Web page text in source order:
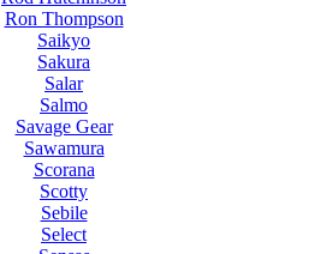
Ron Thompson
Saikyo
Sakura
Salar
Salmo
Savage Gear
Sawamura
Scorana
Scotty
Sebile
Select